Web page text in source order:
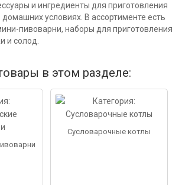
и ингредиенты для приготовления
условиях. В ассортименте есть
пивоварни, наборы для приготовления
и солод.
в этом разделе:
Сусловарочные котлы